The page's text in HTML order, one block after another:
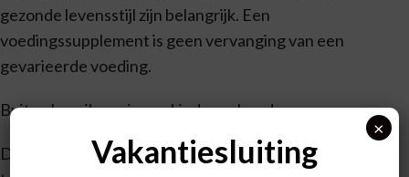
gezonde levensstijl zijn belangrijk. Een
voedingssupplement is geen vervanging van een
gevarieerde voeding.
Buiten bereik van jonge kinderen houden.
Droog, afgesloten en bij kamertemperatuur bewaren,
Vakantiesluiting
×